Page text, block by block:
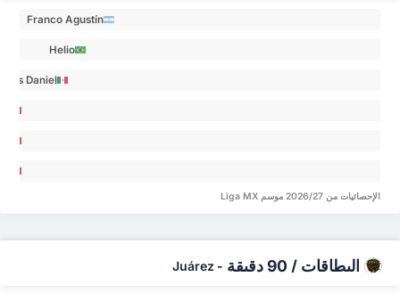
Franco Agustín
Helio
Daniel
الإحصائيات من 2026/27 موسم Liga MX
البطاقات / 90 دقيقة -
Juárez